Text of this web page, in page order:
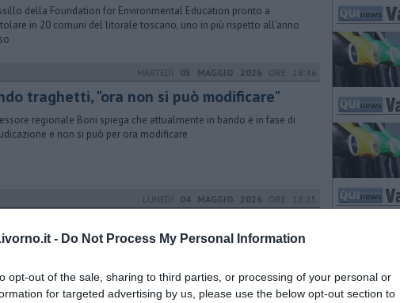
- Do Not Process My Personal Information
opt-out of the sale, sharing to third parties, or processing of your personal or
for targeted advertising by us, please use the below opt-out section to
della Foundation for Environmental Education pronto a
in 20 comuni del litorale toscano, uno in più rispetto all'anno
MARTEDÌ 05 MAGGIO 2026 ORE 18:46
traghetti, "ora non si può modificare"
regionale Boni spiega che attualmente in bando è in fase di
e non si può per ora modificare
LUNEDÌ 04 MAGGIO 2026 ORE 18:25
di Finanza ha effettuato controlli in tutta la provincia di Livorno